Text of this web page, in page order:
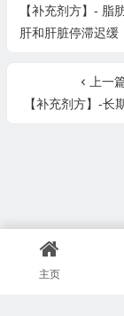
【补充剂方】- 脂
肝和肝脏停滞迟缓
上一
【补充剂方】-长期神秘内疚
主页